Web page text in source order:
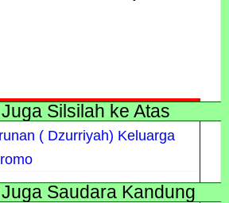
Silsilah ke Atas
( Dzurriyah) Keluarga
Saudara Kandung